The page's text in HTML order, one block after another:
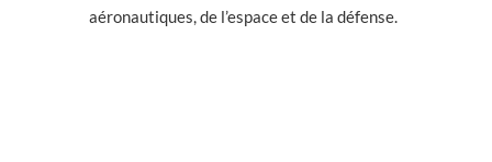
aéronautiques, de l’espace et de la défense.